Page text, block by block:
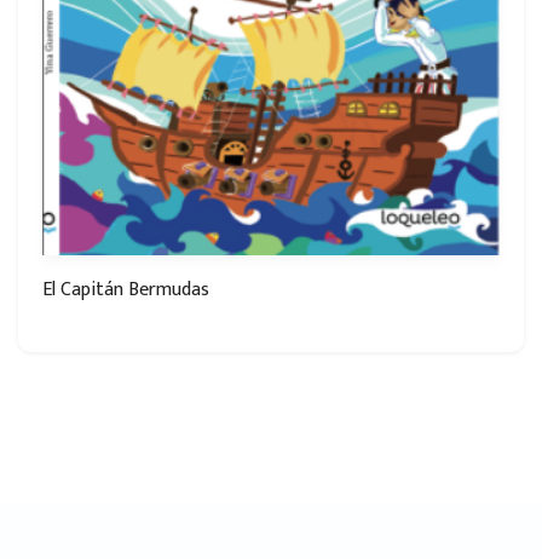
El Capitán Bermudas